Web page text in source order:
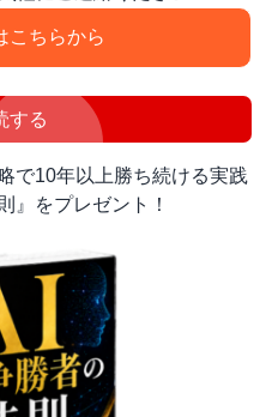
こちらから
する
で10年以上勝ち続ける実践
』をプレゼント！